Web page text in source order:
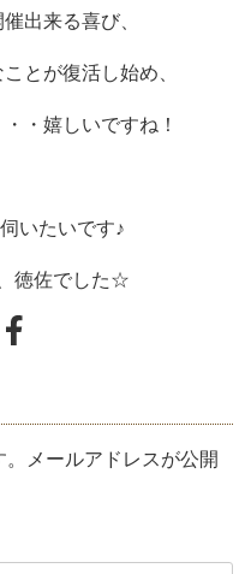
出来る喜び、
とが復活し始め、
・嬉しいですね！
いたいです♪
徳佐でした☆
メールアドレスが公開